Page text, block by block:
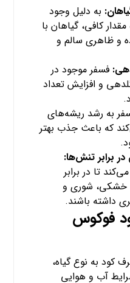
به دلیل وجود
کافی، گیاهان با
و ظاهری سالم و
فسفر موجود در
و افزایش تعداد
به رشد ریشه‌های
که باعث جذب بهتر
برابر تنش‌ها:
تا در برابر
خشکی، شوری و
داشته باشند.
فوکوس
کود به نوع گیاه،
آب و هوایی